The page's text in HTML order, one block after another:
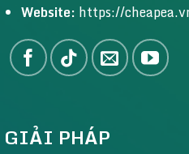
Website: https://
GIẢI PHÁP